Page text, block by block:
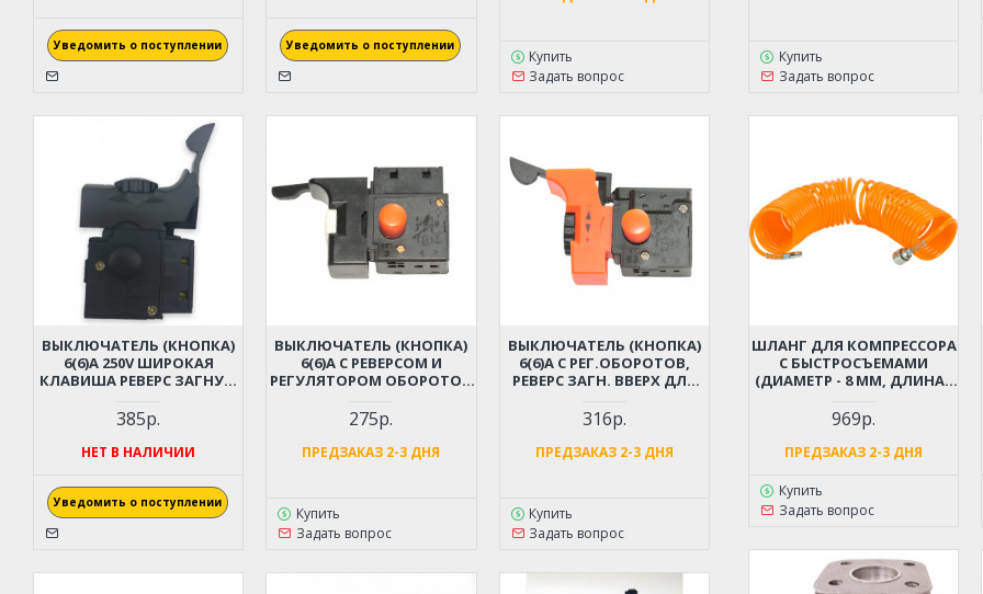
Уведомить о поступлении Уведомить о поступлении
Купить
Задать вопрос
ВЫКЛЮЧАТЕЛЬ (КНОПКА)
6(6)А 250V ШИРОКАЯ
КЛАВИША РЕВЕРС ЗАГНУТ,
ДРЕЛИ КИТАЙ
385р.
НЕТ В НАЛИЧИИ
Уведомить о поступлении
ВЫКЛЮЧАТЕЛЬ (КНОПКА)
6(6)А С РЕВЕРСОМ И
РЕГУЛЯТОРОМ ОБОРОТОВ
275р.
ПРЕДЗАКАЗ 2-3 ДНЯ
Купить
Задать вопрос
ВЫКЛЮЧАТЕЛЬ (КНОПКА)
6(6)А С РЕГ.ОБОРОТОВ,
РЕВЕРС ЗАГН. ВВЕРХ ДЛЯ
316р.
ПРЕДЗАКАЗ 2-3 ДНЯ
Купить
Задать вопрос
Купить
Задать вопрос
ШЛАНГ ДЛЯ КОМПРЕССОРА
С БЫСТРОСЪЕМАМИ
(ДИАМЕТР - 8 ММ, ДЛИНА -
969р.
ПРЕДЗАКАЗ 2-3 ДНЯ
Купить
Задать вопрос